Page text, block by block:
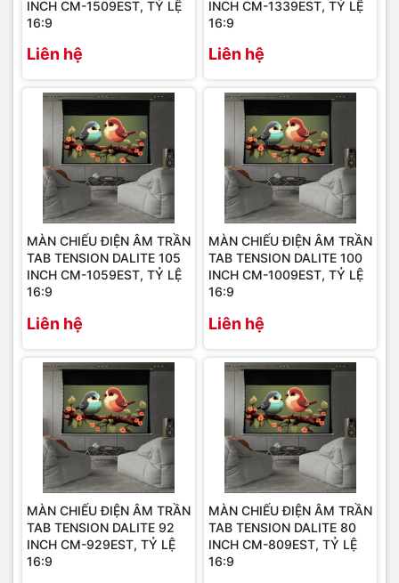
INCH CM-1509EST, TỶ LỆ
16:9
Liên hệ
INCH CM-1339EST, TỶ LỆ
16:9
Liên hệ
MÀN CHIẾU ĐIỆN ÂM TRẦN
TAB TENSION DALITE 105
INCH CM-1059EST, TỶ LỆ
16:9
Liên hệ
MÀN CHIẾU ĐIỆN ÂM TRẦN
TAB TENSION DALITE 100
INCH CM-1009EST, TỶ LỆ
16:9
Liên hệ
MÀN CHIẾU ĐIỆN ÂM TRẦN
TAB TENSION DALITE 92
INCH CM-929EST, TỶ LỆ
16:9
MÀN CHIẾU ĐIỆN ÂM TRẦN
TAB TENSION DALITE 80
INCH CM-809EST, TỶ LỆ
16:9